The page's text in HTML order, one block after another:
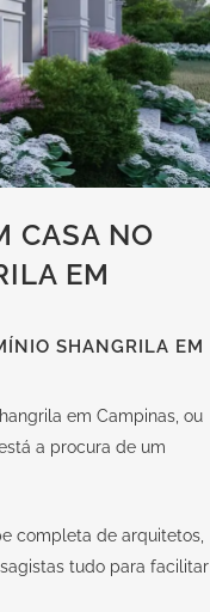
CASA NO
EM
SHANGRILA EM
em Campinas, ou
a procura de um
completa de arquitetos,
tudo para facilitar